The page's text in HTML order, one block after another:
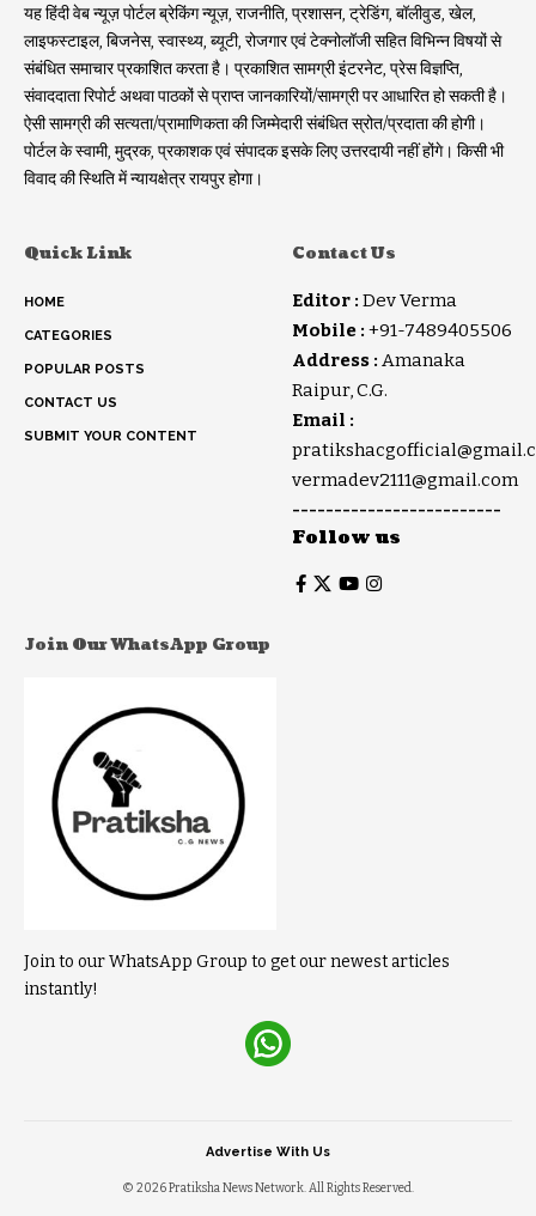
यह हिंदी वेब न्यूज़ पोर्टल ब्रेकिंग न्यूज़, राजनीति, प्रशासन, ट्रेडिंग, बॉलीवुड, खेल,
लाइफस्टाइल, बिजनेस, स्वास्थ्य, ब्यूटी, रोजगार एवं टेक्नोलॉजी सहित विभिन्न विषयों से
संबंधित समाचार प्रकाशित करता है। प्रकाशित सामग्री इंटरनेट, प्रेस विज्ञप्ति,
संवाददाता रिपोर्ट अथवा पाठकों से प्राप्त जानकारियों/सामग्री पर आधारित हो सकती है।
ऐसी सामग्री की सत्यता/प्रामाणिकता की जिम्मेदारी संबंधित स्रोत/प्रदाता की होगी।
पोर्टल के स्वामी, मुद्रक, प्रकाशक एवं संपादक इसके लिए उत्तरदायी नहीं होंगे। किसी भी
विवाद की स्थिति में न्यायक्षेत्र रायपुर होगा।
Quick Link
HOME
CATEGORIES
POPULAR POSTS
CONTACT US
SUBMIT YOUR CONTENT
Contact Us
Editor : Dev Verma
Mobile : +91-7489405506
Address : Amanaka
Raipur, C.G.
Email :
vermadev2111@gmail.com
-------------------------
Follow us
Join Our WhatsApp Group
Join to our WhatsApp Group to get our newest articles
instantly!
© 2026 Pratiksha News Network. All Rights Reserved.
Advertise With Us